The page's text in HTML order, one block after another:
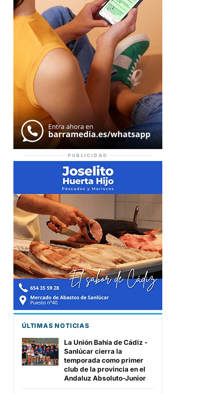
PUBLICIDAD
ÚLTIMAS NOTICIAS
La Unión Bahía de Cádiz -
Sanlúcar cierra la
temporada como primer
club de la provincia en el
Andaluz Absoluto-Junior